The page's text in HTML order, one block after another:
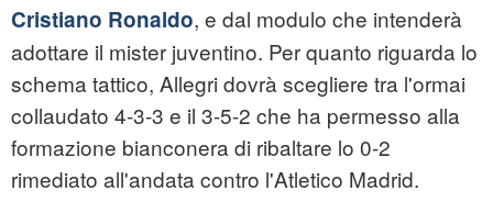
Cristiano Ronaldo, e dal modulo che intenderà
adottare il mister juventino. Per quanto riguarda lo
schema tattico, Allegri dovrà scegliere tra l'ormai
collaudato 4-3-3 e il 3-5-2 che ha permesso alla
formazione bianconera di ribaltare lo 0-2
rimediato all'andata contro l'Atletico Madrid.